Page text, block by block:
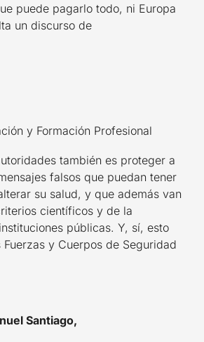
puede pagarlo todo, ni Europa
un discurso de
y Formación Profesional
también es proteger a
falsos que puedan tener
su salud, y que además van
científicos y de la
públicas. Y, sí, esto
y Cuerpos de Seguridad
Santiago,